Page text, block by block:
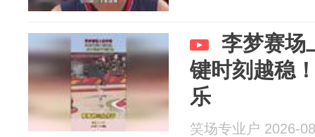
李梦赛场
键时刻越稳
乐
笑场专业户 2026-